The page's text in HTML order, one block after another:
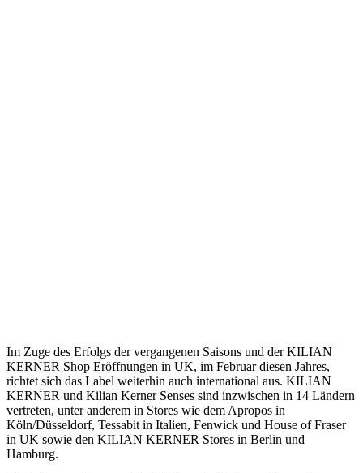
Im Zuge des Erfolgs der vergangenen Saisons und der KILIAN
KERNER Shop Eröffnungen in UK, im Februar diesen Jahres,
richtet sich das Label weiterhin auch international aus. KILIAN
KERNER und Kilian Kerner Senses sind inzwischen in 14 Ländern
vertreten, unter anderem in Stores wie dem Apropos in
Köln/Düsseldorf, Tessabit in Italien, Fenwick und House of Fraser
in UK sowie den KILIAN KERNER Stores in Berlin und
Hamburg.